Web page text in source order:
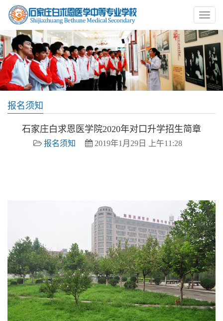
报名须知
石家庄白求恩医学院2020年对口升学招生简章
报名须知 2019年1月29日 上午11:28